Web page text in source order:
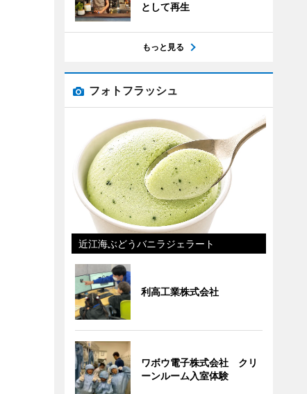
として再生
もっと見る
フォトフラッシュ
近江海ぶどうバニラジェラート
利高工業株式会社
ワボウ電子株式会社 クリ
ーンルーム入室体験